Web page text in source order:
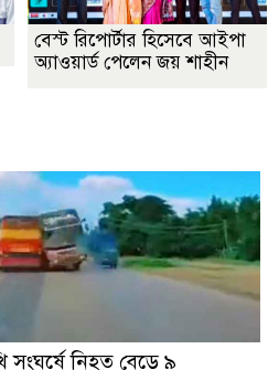
বেস্ট রিপোর্টার হিসেবে আইপা
অ্যাওয়ার্ড পেলেন জয় শাহীন
নিহত বেড়ে ৯